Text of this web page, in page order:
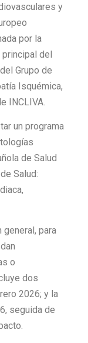
y
por la
principal del
Grupo de
Isquémica,
INCLIVA.
un programa
de Salud
Salud:
para
o
dos
2026; y la
seguida de